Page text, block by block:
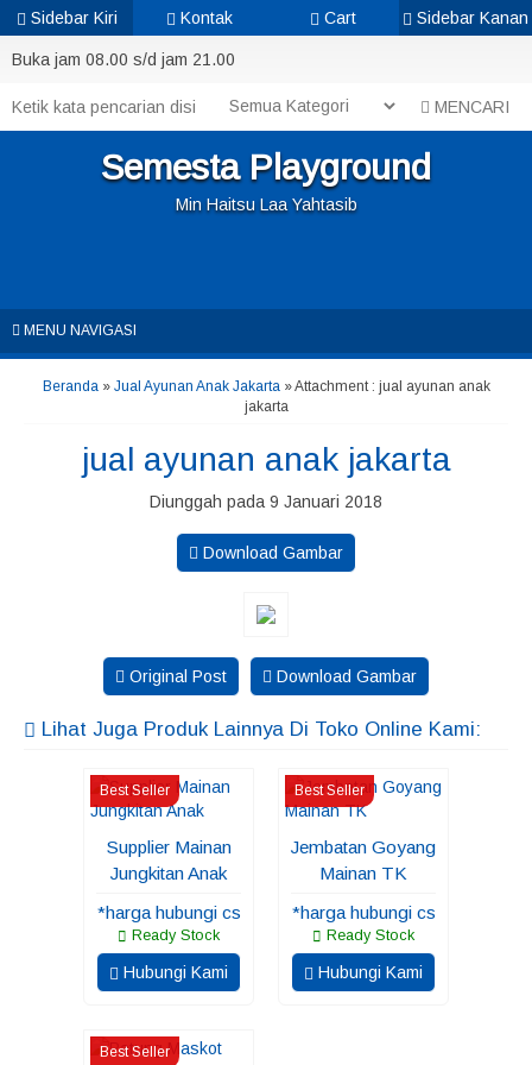
Buka jam 08.00 s/d jam 21.00
MENCARI
Semesta Playground
Min Haitsu Laa Yahtasib
MENU NAVIGASI
Beranda» Jual Ayunan Anak Jakarta» Attachment : jual ayunan anak
jakarta
jual ayunan anak jakarta
Diunggah pada 9 Januari 2018
Download Gambar
Original Post Download Gambar
Lihat Juga Produk Lainnya Di Toko Online Kami:
Best Seller
Supplier Mainan
Jungkitan Anak
*harga hubungi cs
Ready Stock
Hubungi Kami
Best Seller
Jembatan Goyang
Mainan TK
*harga hubungi cs
Ready Stock
Hubungi Kami
Best Seller
Sidebar Kiri Kontak Cart Sidebar Kanan